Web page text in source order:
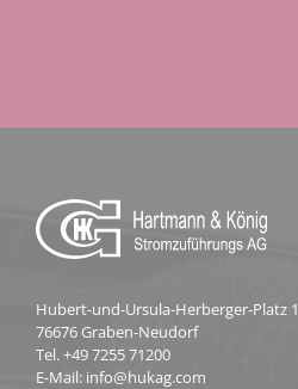
Hubert-und-Ursula-Herberger-Platz 1
76676 Graben-Neudorf
Tel. +49 7255 71200
E-Mail: info@hukag.com